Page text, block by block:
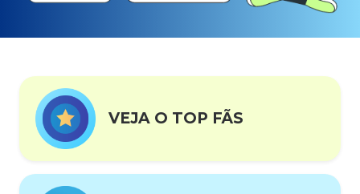
VEJA O TOP FÃS